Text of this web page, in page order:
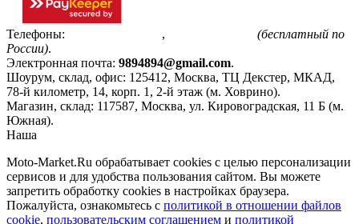
Телефоны: ,
(бесплатный по
России).
Электронная почта: 9894894@gmail.com.
Шоурум, склад, офис: 125412, Москва, ТЦ Декстер, МКАД,
78-й километр, 14, корп. 1, 2-й этаж (м. Ховрино).
Магазин, склад: 117587, Москва, ул. Кировоградская, 11 Б (м.
Южная).
Наша
Moto-Market.Ru обрабатывает сookies с целью персонализации
сервисов и для удобства пользования сайтом. Вы можете
запретить обработку сookies в настройках браузера.
Пожалуйста, ознакомьтесь с политикой в отношении файлов
cookie, пользовательским соглашением и политикой